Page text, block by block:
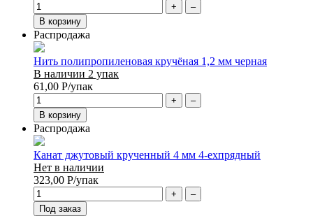
+
–
В корзину
Распродажа
Нить полипропиленовая кручёная 1,2 мм черная
В наличии 2 упак
61,00 Р/упак
+
–
В корзину
Распродажа
Канат джутовый крученный 4 мм 4-ехпрядный
Нет в наличии
323,00 Р/упак
+
–
Под заказ